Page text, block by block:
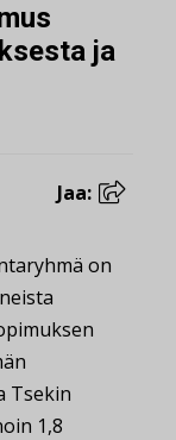
ja
Jaa:
on
Tsekin
1,8